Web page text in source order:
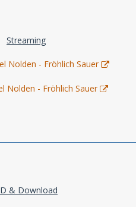
Streaming
Nolden - Fröhlich Sauer
Nolden - Fröhlich Sauer
& Download